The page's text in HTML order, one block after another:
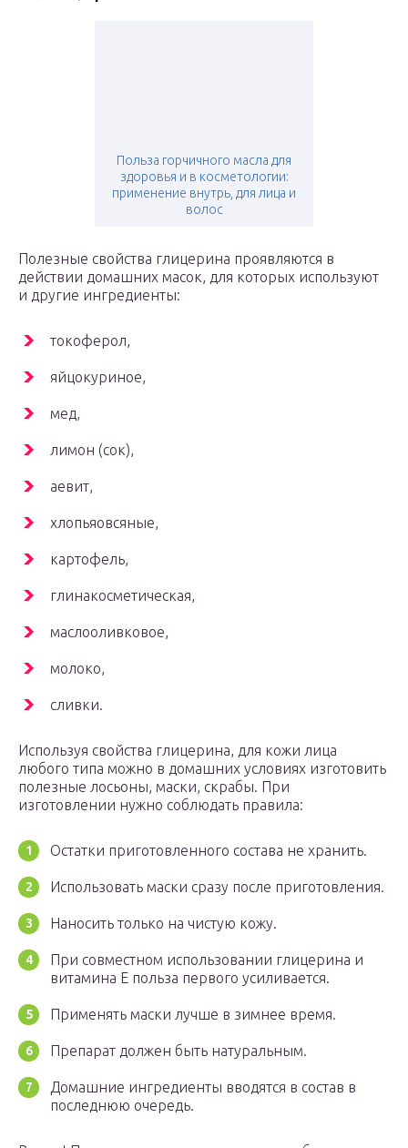
Польза горчичного масла для
здоровья и в косметологии:
применение внутрь, для лица и
волос
Полезные свойства глицерина проявляются в
действии домашних масок, для которых используют
и другие ингредиенты:
токоферол,
яйцокуриное,
мед,
лимон (сок),
аевит,
хлопьяовсяные,
картофель,
глинакосметическая,
маслооливковое,
молоко,
сливки.
Используя свойства глицерина, для кожи лица
любого типа можно в домашних условиях изготовить
полезные лосьоны, маски, скрабы. При
изготовлении нужно соблюдать правила:
Остатки приготовленного состава не хранить.
Использовать маски сразу после приготовления.
Наносить только на чистую кожу.
При совместном использовании глицерина и
витамина Е польза первого усиливается.
Применять маски лучше в зимнее время.
Препарат должен быть натуральным.
Домашние ингредиенты вводятся в состав в
последнюю очередь.